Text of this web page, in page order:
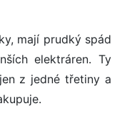
mají prudký spád
elektráren. Ty
z jedné třetiny a